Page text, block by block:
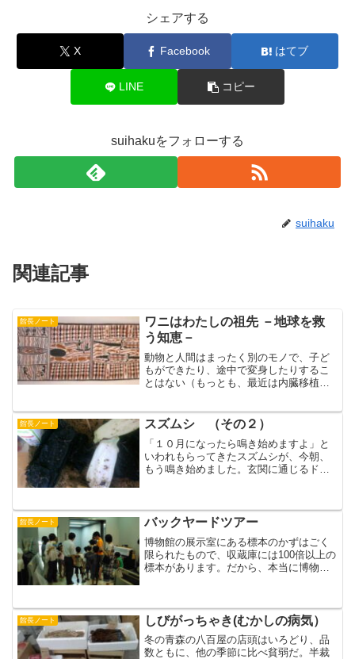
シェアする
X Facebook はてブ
LINE コピー
suihakuをフォローする
suihaku
関連記事
館長ノート
ワニはわたしの祖先 －地球を救
う知恵－
動物と人間はまったく別のモノで、子ど
もができたり、途中で変身したりするこ
とはない（もっとも、最近は内臓移植や
なるかもしれぬという不安も感じるのだ
が）。しかし、わたしたち...
館長ノート スズムシ （その２）
「１０月になったら鳴き始めますよ」と
いわれもらってきたスズムシが、今朝、
もう鳴き始めました。玄関に通じるドア
ろう。去年、Ａ立先生にも...
館長ノート バックヤードツアー
博物館の展示室にある標本のかずはごく
限られたもので、収蔵庫には100倍以上の
標本があります。だから、本当に博物館
庫の中をはじめ、消毒や...
館長ノート しびがっちゃき(むかしの病気）
冬の青森の八百屋の店頭はいろどり、品
数ともに、他の季節に比べ貧弱だ。半裁